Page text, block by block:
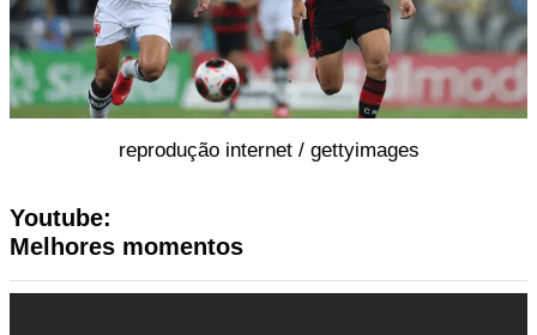
reprodução internet / gettyimages
Youtube:
Melhores momentos